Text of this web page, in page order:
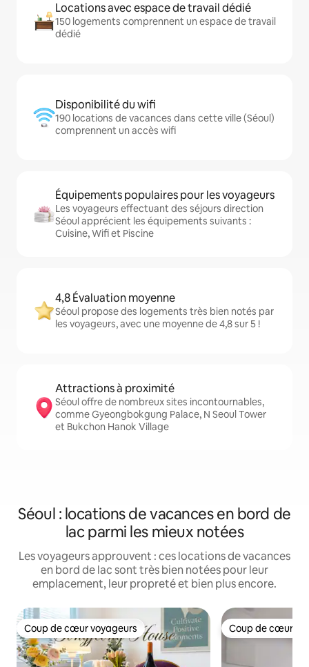
Locations avec espace de travail dédié
150 logements comprennent un espace de travail
dédié
Disponibilité du wifi
190 locations de vacances dans cette ville (Séoul)
comprennent un accès wifi
Équipements populaires pour les voyageurs
Les voyageurs effectuant des séjours direction
Séoul apprécient les équipements suivants :
Cuisine, Wifi et Piscine
4,8 Évaluation moyenne
Séoul propose des logements très bien notés par
les voyageurs, avec une moyenne de 4,8 sur 5 !
Attractions à proximité
Séoul offre de nombreux sites incontournables,
comme Gyeongbokgung Palace, N Seoul Tower
et Bukchon Hanok Village
Séoul : locations de vacances en bord de
lac parmi les mieux notées
Les voyageurs approuvent : ces locations de vacances
en bord de lac sont très bien notées pour leur
emplacement, leur propreté et bien plus encore.
Coup de cœur voyageurs
Coup de cœur voyageurs Coup de cœur
Coup de cœur